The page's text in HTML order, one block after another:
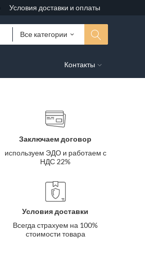
Условия доставки и оплаты
Все категории
Контакты
Заключаем договор
используем ЭДО и работаем с
НДС 22%
Условия доставки
Всегда страхуем на 100%
стоимости товара